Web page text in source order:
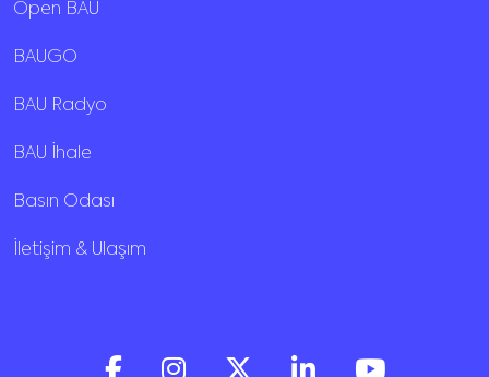
Open BAU
BAUGO
BAU Radyo
BAU İhale
Basın Odası
İletişim & Ulaşım